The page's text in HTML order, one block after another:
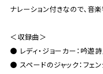
ナレーション付きなので、音
＜収録曲＞
● レディ・ジョーカー：吟遊
● スペードのジャック：フェン